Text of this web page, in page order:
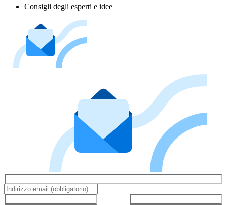
Consigli degli esperti e idee